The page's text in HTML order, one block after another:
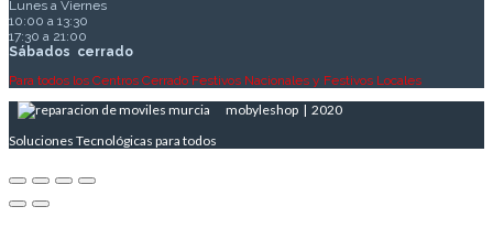
Lunes a Viernes
10:00 a 13:30
17:30 a 21:00
Sábados cerrado
Para todos los Centros Cerrado Festivos Nacionales y Festivos Locales
mobyleshop | 2020
Soluciones Tecnológicas para todos